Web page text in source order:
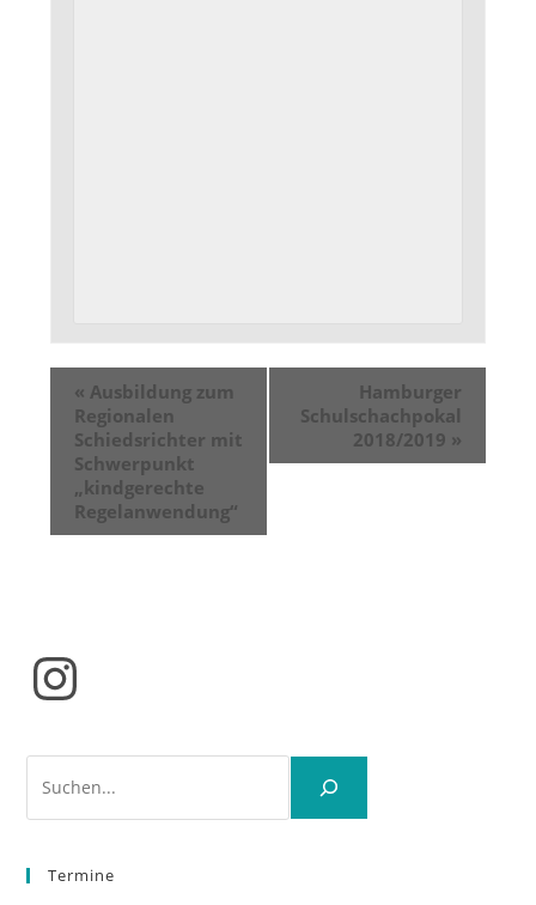
« Ausbildung zum
Regionalen
Schiedsrichter mit
Schwerpunkt
„kindgerechte
Regelanwendung“
Hamburger
Schulschachpokal
2018/2019 »
Instagram
Termine